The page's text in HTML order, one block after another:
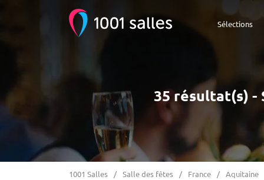
Sélections
35 résultat(s) -
1001 Salles Salle des fêtes France Aquitaine